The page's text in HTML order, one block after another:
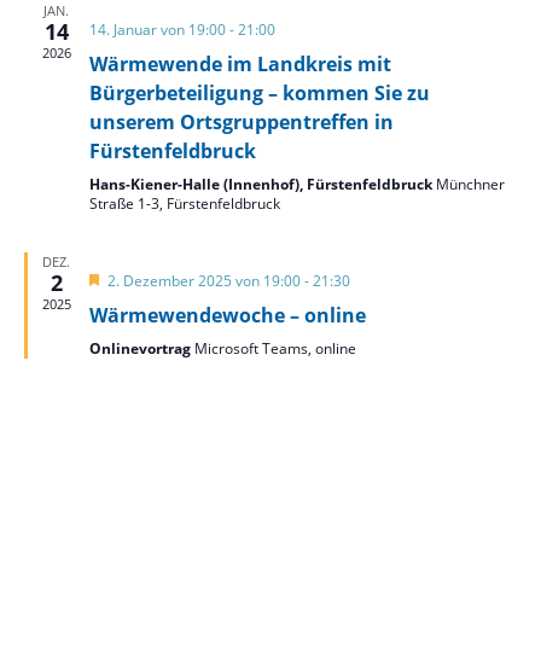
JAN.
14
2026
14. Januar von 19:00-21:00
Wärmewende im Landkreis mit
Bürgerbeteiligung – kommen Sie zu
unserem Ortsgruppentreffen in
Fürstenfeldbruck
Hans-Kiener-Halle (Innenhof), FürstenfeldbruckMünchner
Straße 1-3, Fürstenfeldbruck
DEZ.
2
2025
Hervorgehoben
2. Dezember 2025 von 19:00-21:30
Wärmewendewoche – online
Onlinevortrag Microsoft Teams, online